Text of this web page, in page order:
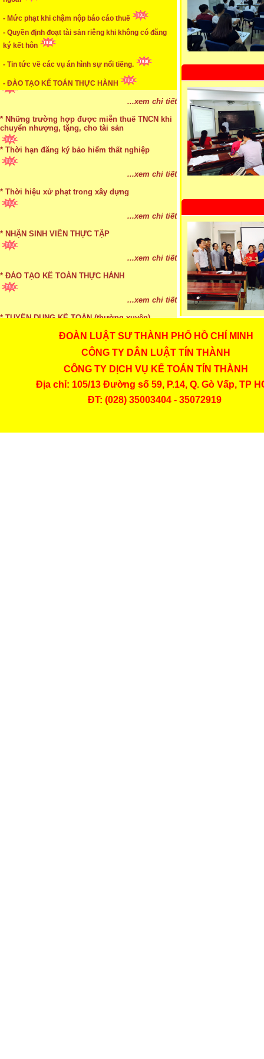
- Mức phạt khi chậm nộp báo cáo thuế
- Quyền định đoạt tài sản riêng khi không có đăng
ký kết hôn
- Tin tức về các vụ án hình sự nổi tiếng.
- ĐÀO TẠO KẾ TOÁN THỰC HÀNH
...xem chi tiết
* Mức phạt khi chậm nộp báo cáo thuế
...xem chi tiết
* Lập di chúc bằng miệng có cần đi công chứng
...xem chi tiết
* Những trường hợp được miễn thuế TNCN khi
chuyển nhượng, tặng, cho tài sản
theo pháp luật
...xem chi tiết
* Thời hạn đăng ký bảo hiểm thất nghiệp
...xem chi tiết
* Thời hiệu xử phạt trong xây dựng
* NHẬN SINH VIÊN THỰC TẬP
* ĐÀO TẠO KẾ TOÁN THỰC HÀNH
...xem chi tiết
* TUYỂN DỤNG KẾ TOÁN (thường xuyên)
...xem chi tiết
* Cách chọn màu phù hợp theo phong thuỷ
...xem chi tiết
ĐOÀN LUẬT SƯ THÀNH PHỐ HỒ CHÍ MINH
CÔNG TY DÂN LUẬT TÍN THÀNH
CÔNG TY DỊCH VỤ KẾ TOÁN TÍN THÀNH
Địa chỉ: 105/13 Đường số 59, P.14, Q. Gò Vấp, TP
ĐT: (028) 35003404 - 35072919